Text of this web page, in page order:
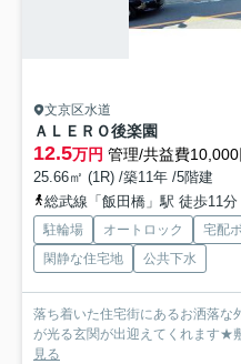
文京区水道
ＡＬＥＲＯ後楽園
12.5万円 管理/共益費10,000
25.66㎡ (1R) /築11年 /5階建
総武線「飯田橋」駅 徒歩11分
駐輪場 オートロック 宅配
閑静な住宅地
公共下水
落ち着いた住宅街にあるお洒落
が光る玄関が出迎えてくれます★
見る